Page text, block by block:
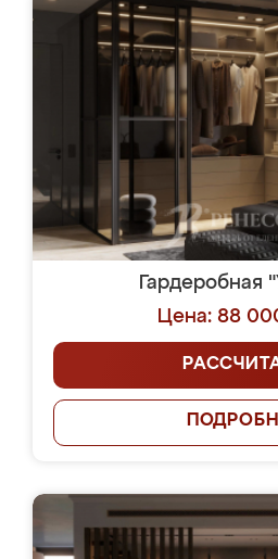
Гардеробная
Цена: 88